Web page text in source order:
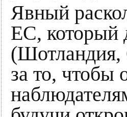
Явный
ЕС, который
(Шотландия,
за то, чтобы